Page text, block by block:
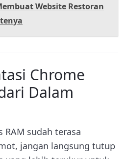
Website Restoran
Chrome
Dalam
RAM sudah terasa
jangan langsung tutup